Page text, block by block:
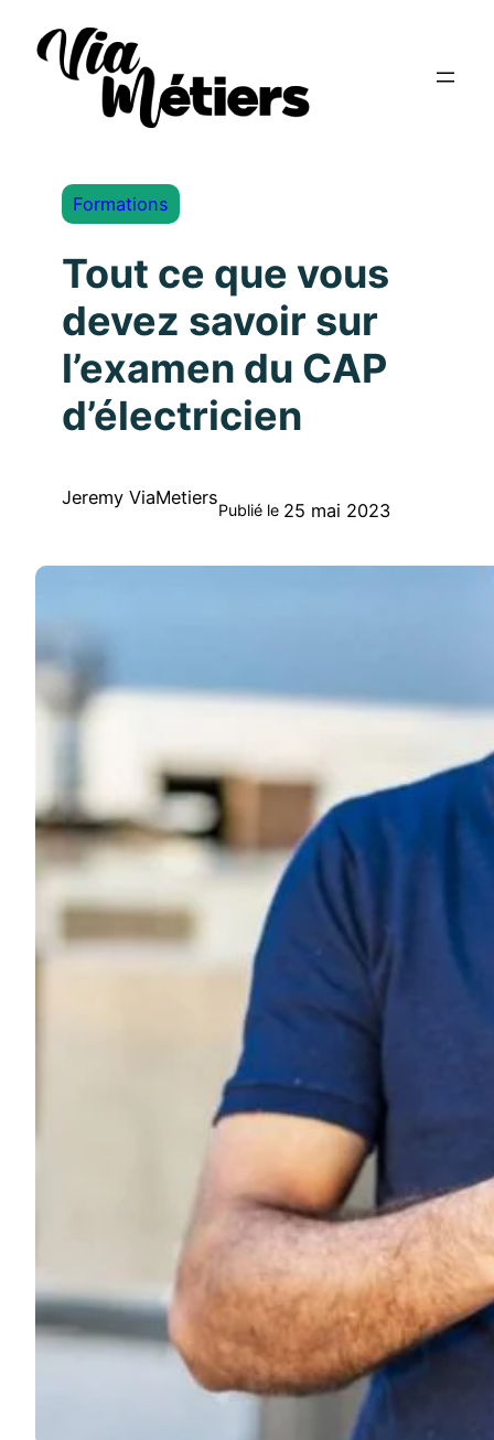
Formations
Tout ce que vous
devez savoir sur
l’examen du CAP
d’électricien
Jeremy ViaMetiers
Publié le 25 mai 2023